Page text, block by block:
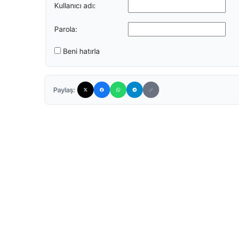
Kullanıcı adı:
Parola:
Beni hatırla
Paylaş: